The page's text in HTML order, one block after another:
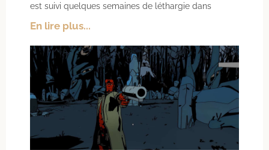
est suivi quelques semaines de léthargie dans
En lire plus...